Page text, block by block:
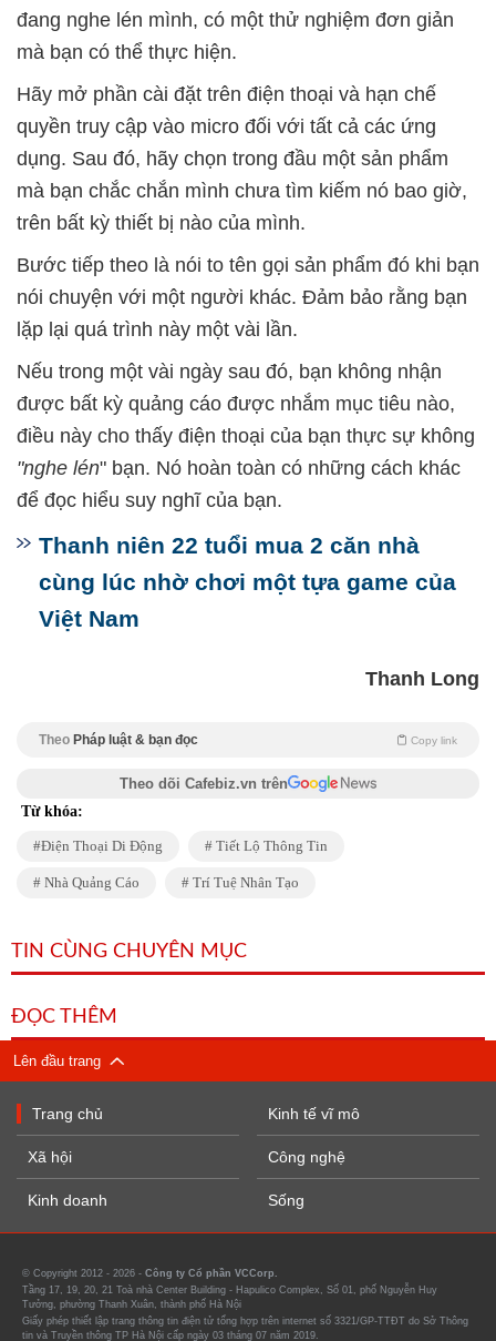
đang nghe lén mình, có một thử nghiệm đơn giản
mà bạn có thể thực hiện.
Hãy mở phần cài đặt trên điện thoại và hạn chế
quyền truy cập vào micro đối với tất cả các ứng
dụng. Sau đó, hãy chọn trong đầu một sản phẩm
mà bạn chắc chắn mình chưa tìm kiếm nó bao giờ,
trên bất kỳ thiết bị nào của mình.
Bước tiếp theo là nói to tên gọi sản phẩm đó khi bạn
nói chuyện với một người khác. Đảm bảo rằng bạn
lặp lại quá trình này một vài lần.
Nếu trong một vài ngày sau đó, bạn không nhận
được bất kỳ quảng cáo được nhắm mục tiêu nào,
điều này cho thấy điện thoại của bạn thực sự không
"nghe lén" bạn. Nó hoàn toàn có những cách khác
để đọc hiểu suy nghĩ của bạn.
Thanh niên 22 tuổi mua 2 căn nhà
cùng lúc nhờ chơi một tựa game của
Việt Nam
Thanh Long
Theo Pháp luật & bạn đọc Copy link
Theo dõi Cafebiz.vn trên
Từ khóa:
Điện Thoại Di Động Tiết Lộ Thông Tin
Nhà Quảng Cáo Trí Tuệ Nhân Tạo
TIN CÙNG CHUYÊN MỤC
ĐỌC THÊM
Lên đầu trang
Trang chủ
Xã hội
Kinh doanh
Kinh tế vĩ mô
Công nghệ
Sống
© Copyright 2012 - 2026 - Công ty Cổ phần VCCorp.
Tầng 17, 19, 20, 21 Toà nhà Center Building - Hapulico Complex, Số 01, phố Nguyễn Huy
Tưởng, phường Thanh Xuân, thành phố Hà Nội
Giấy phép thiết lập trang thông tin điện tử tổng hợp trên internet số 3321/GP-TTĐT do Sở Thông
tin và Truyền thông TP Hà Nội cấp ngày 03 tháng 07 năm 2019.